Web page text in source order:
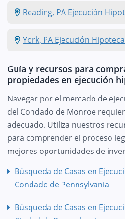
Reading, PA Ejecución
York, PA Ejecución
Guía y recursos para
propiedades en ejecución
Navegar por el mercado de
del Condado de Monroe
adecuado. Utiliza nuestros
para comprender el proceso
mejores oportunidades de
Búsqueda de Casas en
Condado de Pennsylvania
Búsqueda de Casas en